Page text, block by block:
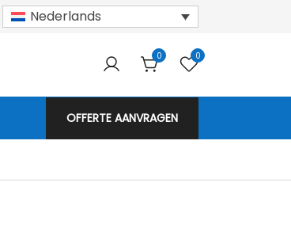
Nederlands
0 0
OFFERTE AANVRAGEN